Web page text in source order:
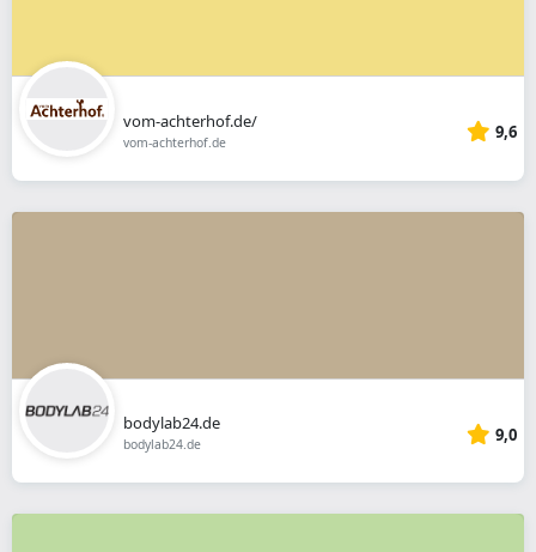
vom-achterhof.de/
vom-achterhof.de 9,6
bodylab24.de
bodylab24.de 9,0